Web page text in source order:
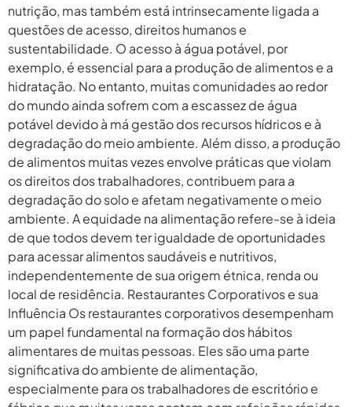
nutrição, mas também está intrinsecamente ligada a
questões de acesso, direitos humanos e
sustentabilidade. O acesso à água potável, por
exemplo, é essencial para a produção de alimentos e a
hidratação. No entanto, muitas comunidades ao redor
do mundo ainda sofrem com a escassez de água
potável devido à má gestão dos recursos hídricos e à
degradação do meio ambiente. Além disso, a produção
de alimentos muitas vezes envolve práticas que violam
os direitos dos trabalhadores, contribuem para a
degradação do solo e afetam negativamente o meio
ambiente. A equidade na alimentação refere-se à ideia
de que todos devem ter igualdade de oportunidades
para acessar alimentos saudáveis e nutritivos,
independentemente de sua origem étnica, renda ou
local de residência. Restaurantes Corporativos e sua
Influência Os restaurantes corporativos desempenham
um papel fundamental na formação dos hábitos
alimentares de muitas pessoas. Eles são uma parte
significativa do ambiente de alimentação,
especialmente para os trabalhadores de escritório e